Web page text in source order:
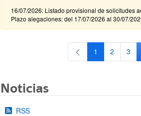
16/07/2026: Listado provisional de solicitudes
Plazo alegaciones: del 17/07/2026 al 30/07/
Página
1 Página
2 3
Noticias
RSS